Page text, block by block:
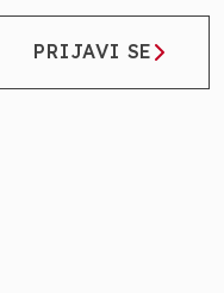
PRIJAVI SE